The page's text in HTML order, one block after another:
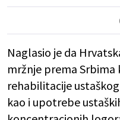
Naglasio je da
mržnje prema
rehabilitacije
kao i upotrebe